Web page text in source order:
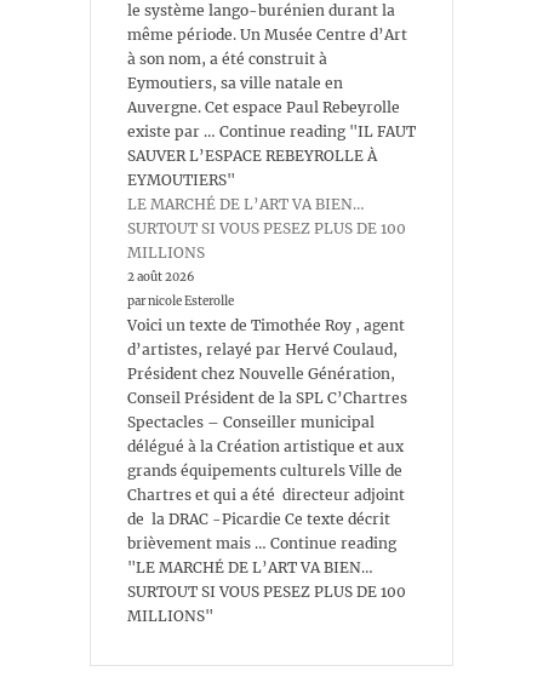
le système lango-burénien durant la
même période. Un Musée Centre d’Art
à son nom, a été construit à
Eymoutiers, sa ville natale en
Auvergne. Cet espace Paul Rebeyrolle
existe par … Continue reading "IL FAUT
SAUVER L’ESPACE REBEYROLLE À
EYMOUTIERS"
LE MARCHÉ DE L’ART VA BIEN…
SURTOUT SI VOUS PESEZ PLUS DE 100
MILLIONS
2 août 2026
par nicole Esterolle
Voici un texte de Timothée Roy , agent
d’artistes, relayé par Hervé Coulaud,
Président chez Nouvelle Génération,
Conseil Président de la SPL C’Chartres
Spectacles – Conseiller municipal
délégué à la Création artistique et aux
grands équipements culturels Ville de
Chartres et qui a été directeur adjoint
de la DRAC -Picardie Ce texte décrit
brièvement mais … Continue reading
"LE MARCHÉ DE L’ART VA BIEN…
SURTOUT SI VOUS PESEZ PLUS DE 100
MILLIONS"